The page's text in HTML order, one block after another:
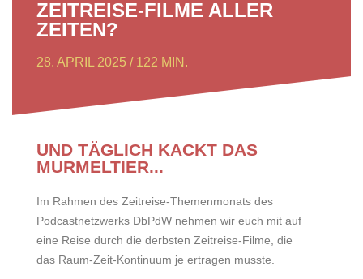
ZEITREISE-FILME ALLER
ZEITEN?
28. APRIL 2025 / 122 MIN.
UND TÄGLICH KACKT DAS
MURMELTIER...
Im Rahmen des Zeitreise-Themenmonats des
Podcastnetzwerks DbPdW nehmen wir euch mit auf
eine Reise durch die derbsten Zeitreise-Filme, die
das Raum-Zeit-Kontinuum je ertragen musste.